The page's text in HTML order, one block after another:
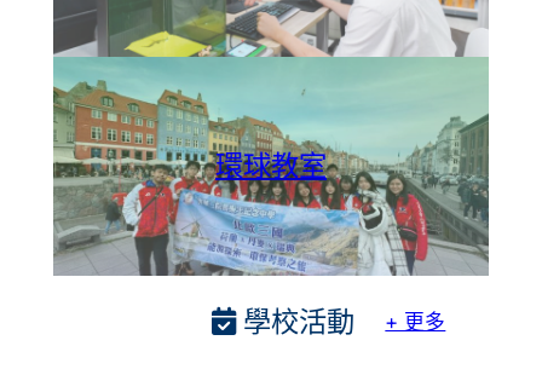
環球教室
學校活動 + 更多